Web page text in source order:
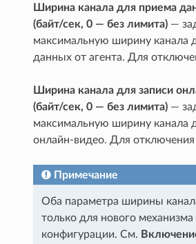
Ширина канала для приема
(байт/сек, 0 — без лимита) —
максимальную ширину канала
данных от агента. Для
Ширина канала для записи
(байт/сек, 0 — без лимита) —
максимальную ширину канала
онлайн-видео. Для
Примечание
Оба параметра ширины
только для нового механизма
конфигурации. См.